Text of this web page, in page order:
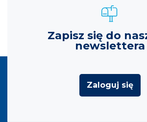
Zapisz się do
newslettera
Zaloguj się